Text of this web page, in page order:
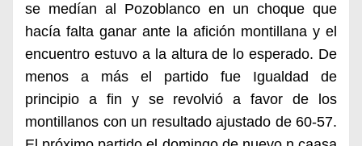
se medían al Pozoblanco en un choque que
hacía falta ganar ante la afición montillana y el
encuentro estuvo a la altura de lo esperado. De
menos a más el partido fue Igualdad de
principio a fin y se revolvió a favor de los
montillanos con un resultado ajustado de 60-57.